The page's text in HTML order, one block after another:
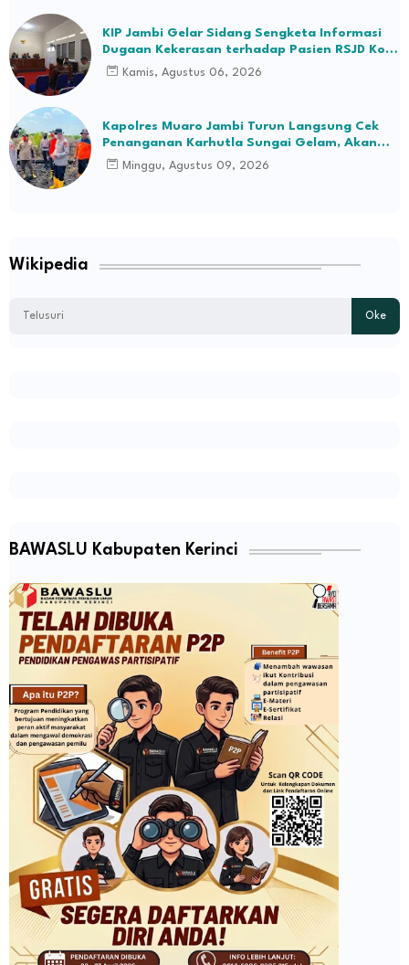
KIP Jambi Gelar Sidang Sengketa Informasi
Dugaan Kekerasan terhadap Pasien RSJD Kol.
H.M.Syukur Jambi
Kamis, Agustus 06, 2026
Kapolres Muaro Jambi Turun Langsung Cek
Penanganan Karhutla Sungai Gelam, Akan
Lakukan Tindakan Penegakan Hukum
Minggu, Agustus 09, 2026
Wikipedia
BAWASLU Kabupaten Kerinci